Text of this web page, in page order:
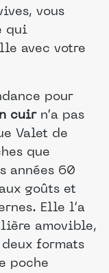
vous
qui
avec votre
pour
cuirn’a pas
Valet de
que
années 60
goûts et
Elle l’a
amovible,
formats
poche